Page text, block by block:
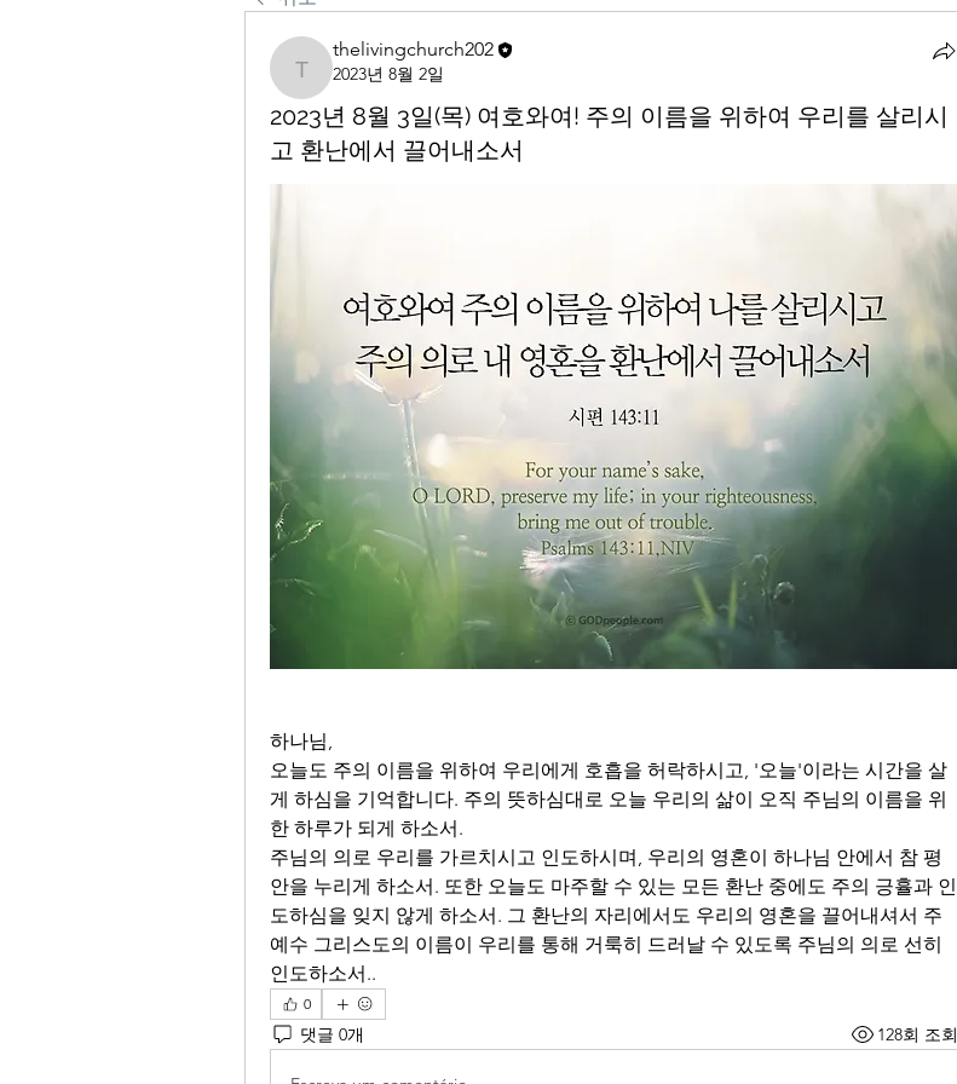
thelivingchurch202
thelivingchurch202
2023년 8월 2일
2023년 8월 3일(목) 여호와여! 주의 이름을 위하여 우리를 살리시
고 환난에서 끌어내소서
하나님,
오늘도 주의 이름을 위하여 우리에게 호흡을 허락하시고, '오늘'이라는 시간을 살
게 하심을 기억합니다. 주의 뜻하심대로 오늘 우리의 삶이 오직 주님의 이름을 위
한 하루가 되게 하소서.
주님의 의로 우리를 가르치시고 인도하시며, 우리의 영혼이 하나님 안에서 참 평
안을 누리게 하소서. 또한 오늘도 마주할 수 있는 모든 환난 중에도 주의 긍휼과 인
도하심을 잊지 않게 하소서. 그 환난의 자리에서도 우리의 영혼을 끌어내셔서 주
예수 그리스도의 이름이 우리를 통해 거룩히 드러날 수 있도록 주님의 의로 선히
인도하소서..
0
댓글 0개 128회 조회